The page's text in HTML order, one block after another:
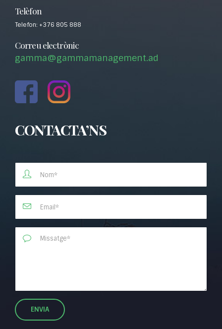
Telèfon
Telefon: +376 805 888
Correu electrònic
gamma@gammamanagement.ad
CONTACTA’NS